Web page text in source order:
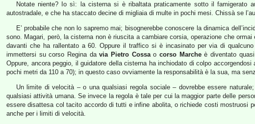
Notate niente? Io sì: la cisterna si è ribaltata praticamente sotto il famigerato
autostradale, e che ha staccato decine di migliaia di multe in pochi mesi. Chissà se
E’ probabile che non lo sapremo mai; bisognerebbe conoscere la dinamica
sono. Magari, però, la cisterna non è riuscita a cambiare corsia, operazione che
davanti che ha rallentato a 60. Oppure il traffico si è incasinato per via di
immettersi su corso Regina davia Pietro Cossao corso Marcheè diventato quasi
Oppure, ancora peggio, il guidatore della cisterna ha inchiodato di colpo
pochi metri da 110 a 70); in questo caso ovviamente la responsabilità è la sua, ma
Un limite di velocità – o una qualsiasi regola sociale – dovrebbe essere
qualsiasi attività umana. Se invece la regola è tale per cui la maggior parte delle
essere disattesa col tacito accordo di tutti e infine abolita, o richiede costi mostruosi
anche per i limiti di velocità.